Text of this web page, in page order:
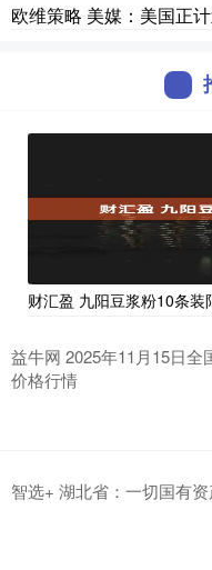
欧维策略 美媒：美国正
财汇盈 九阳豆浆粉10条装
益牛网 2025年11月15日
价格行情
智选+ 湖北省：一切国有资